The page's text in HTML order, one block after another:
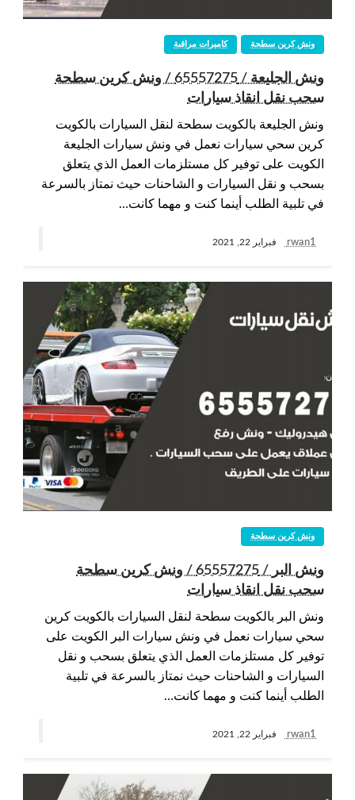
كاميرات مراقبة ونش كرين سطحة
ونش الجليعة / 65557275 / ونش كرين سطحة
سحب نقل انقاذ سيارات
ونش الجليعة بالكويت سطحة لنقل السيارات بالكويت
كرين سحي سيارات نعمل في ونش سيارات الجليعة
الكويت على توفير كل مستلزمات العمل الذي يتعلق
بسحب و نقل السيارات و الشاحنات حيث نمتاز بالسرعة
في تلبية الطلب أينما كنت و مهما كانت…
rwan1 فبراير 22, 2021
ونش كرين سطحة
ونش البر / 65557275 / ونش كرين سطحة
سحب نقل انقاذ سيارات
ونش البر بالكويت سطحة لنقل السيارات بالكويت كرين
سحي سيارات نعمل في ونش سيارات البر الكويت على
توفير كل مستلزمات العمل الذي يتعلق بسحب و نقل
السيارات و الشاحنات حيث نمتاز بالسرعة في تلبية
الطلب أينما كنت و مهما كانت…
rwan1 فبراير 22, 2021